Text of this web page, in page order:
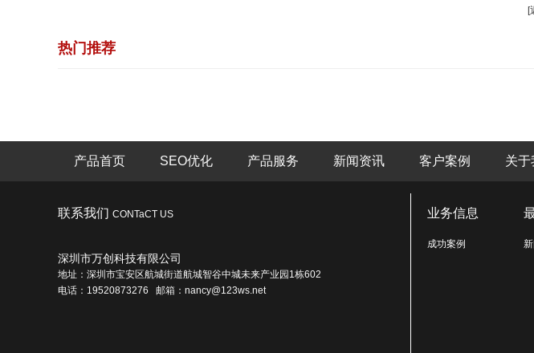
[
热门推荐
产品首页 SEO优化 产品服务 新闻资讯 客户案例 关于
联系我们 CONTaCT US
深圳市万创科技有限公司
地址：深圳市宝安区航城街道航城智谷中城未来产业园1栋602
电话：19520873276 邮箱：nancy@123ws.net
业务信息
成功案例